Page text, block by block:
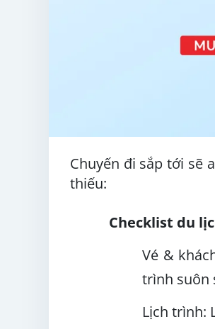
Chuyến đi sắp tới sẽ
thiếu:
Checklist du
Vé &
trình suôn
Lịch trình: